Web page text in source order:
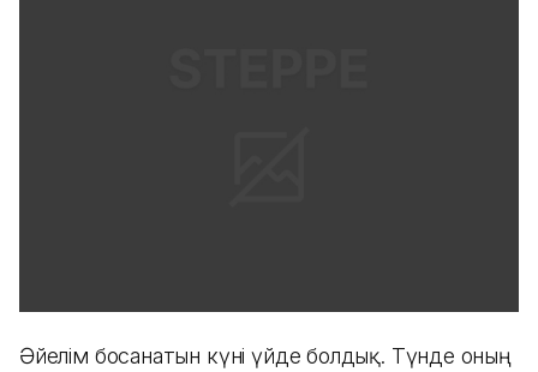
Әйелім босанатын күні үйде болдық. Түнде оның